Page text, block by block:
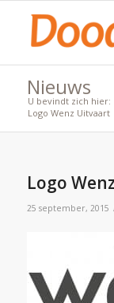
Nieuws
U bevindt zich hier:
Logo Wenz Uitvaart
Logo
25 september, 2015